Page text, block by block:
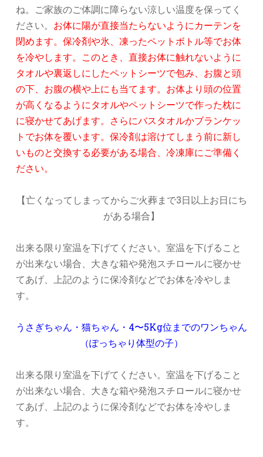
ね。ご家族のご体調に障らない涼しい温度を保ってく
ださい。 お体に陽が直接当たらないようにカーテンを
閉めます。保冷剤や氷、凍ったペットボトル等でお体
を冷やします。このとき、直接お体に触れないように
タオルや裏返しにしたペットシーツで包み、お腹と頭
の下、お腹の横や上にも当てます。お体より頭の位置
が高くなるようにタオルやペットシーツで作った枕に
に寝かせてあげます。さらにバスタオルかブランケッ
トでお体を覆います。保冷剤は溶けてしまう前に新し
いものと交換する必要がある場合、冷凍庫にご準備く
ださい。
【亡くなってしまってからご火葬まで3日以上お日にち
がある場合】
出来る限り室温を下げてください。室温を下げること
が出来ない場合、大きな箱や発泡スチロールに寝かせ
てあげ、上記のように保冷剤などでお体を冷やしま
す。
うさぎちゃん・猫ちゃん・4〜5Kg位までのワンちゃん
（ぽっちゃり体型の子）
出来る限り室温を下げてください。室温を下げること
が出来ない場合、大きな箱や発泡スチロールに寝かせ
てあげ、上記のように保冷剤などでお体を冷やしま
す。